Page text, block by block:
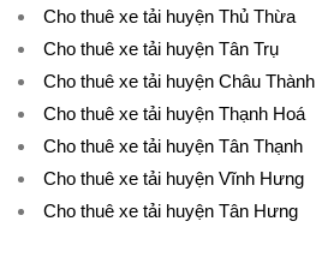
Cho thuê xe tải huyện Thủ Thừa
Cho thuê xe tải huyện Tân Trụ
Cho thuê xe tải huyện Châu Thành
Cho thuê xe tải huyện Thạnh Hoá
Cho thuê xe tải huyện Tân Thạnh
Cho thuê xe tải huyện Vĩnh Hưng
Cho thuê xe tải huyện Tân Hưng